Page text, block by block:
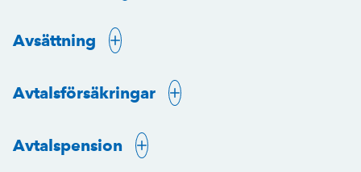
Avsättning
Avtalsförsäkringar
Avtalspension